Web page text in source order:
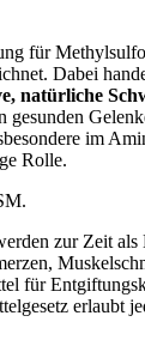
für
Dabei
natürliche
gesunden
im
Rolle.
zur Zeit
für
erlaubt